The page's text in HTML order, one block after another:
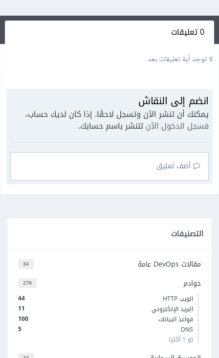
0 تعليقات
لا توجد أية تعليقات بعد
انضم إلى النقاش
يمكنك أن تنشر الآن وتسجل لاحقًا. إذا كان لديك حساب،
فسجل الدخول الآن لتنشر باسم حسابك.
أضف تعليق
التصنيفات
34 مقالات DevOps عامة
278 خوادم
44
الويب HTTP
11
البريد الإلكتروني
100
قواعد البيانات
5
DNS
(و 1 أكثر)